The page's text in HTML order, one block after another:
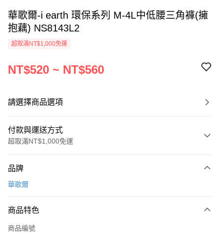
華歌爾-i earth 環保系列 M-4L中低腰三角褲(擁
抱藕) NS8143L2
超取滿NT$1,000免運
NT$520 ~ NT$560
請選擇商品選項
付款與運送方式
超取滿NT$1,000免運
信用卡一次付款
LINE Pay
街口支付
品牌
華歌爾
商品特色
商品編號